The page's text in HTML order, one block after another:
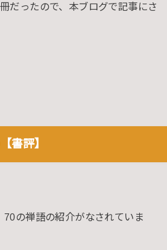
だったので、本ブログで記事にさ
書評】
70の禅語の紹介がなされていま